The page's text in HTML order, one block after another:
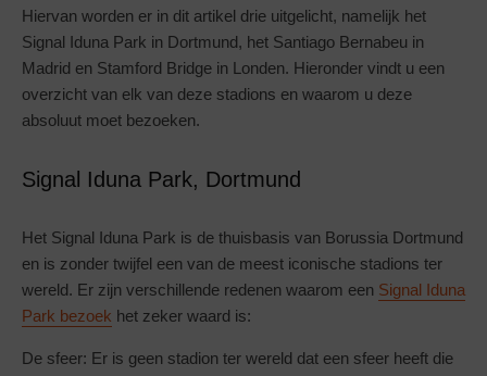
Hiervan worden er in dit artikel drie uitgelicht, namelijk het
Signal Iduna Park in Dortmund, het Santiago Bernabeu in
Madrid en Stamford Bridge in Londen. Hieronder vindt u een
overzicht van elk van deze stadions en waarom u deze
absoluut moet bezoeken.
Signal Iduna Park, Dortmund
Het Signal Iduna Park is de thuisbasis van Borussia Dortmund
en is zonder twijfel een van de meest iconische stadions ter
wereld. Er zijn verschillende redenen waarom een Signal Iduna
Park bezoek het zeker waard is:
De sfeer: Er is geen stadion ter wereld dat een sfeer heeft die